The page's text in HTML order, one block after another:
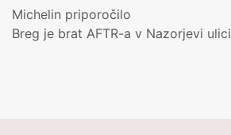
Michelin priporočilo
Breg je brat AFTR-a v Nazorjevi ulici